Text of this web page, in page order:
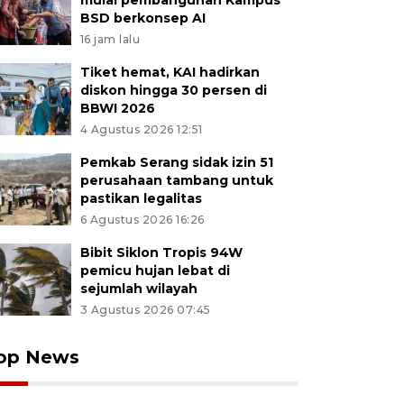
BSD berkonsep AI
16 jam lalu
Tiket hemat, KAI hadirkan
diskon hingga 30 persen di
BBWI 2026
4 Agustus 2026 12:51
Pemkab Serang sidak izin 51
perusahaan tambang untuk
pastikan legalitas
6 Agustus 2026 16:26
Bibit Siklon Tropis 94W
pemicu hujan lebat di
sejumlah wilayah
3 Agustus 2026 07:45
News